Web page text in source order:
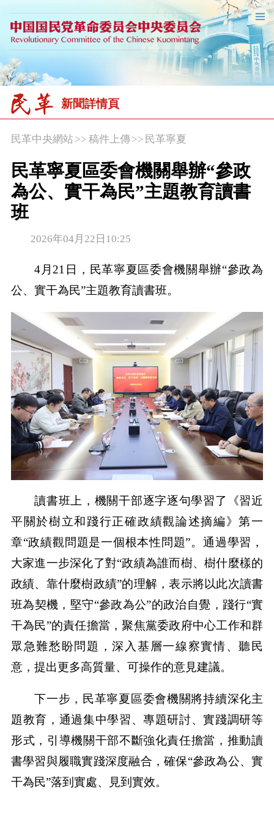
新聞詳情頁
民革中央網站>> 稿件上傳>> 民革寧夏
民革寧夏區委會機關舉辦“參政
為公、實干為民”主題教育讀書
班
2026年04月22日10:25
4月21日，民革寧夏區委會機關舉辦“參政為
公、實干為民”主題教育讀書班。
讀書班上，機關干部逐字逐句學習了《習近
平關於樹立和踐行正確政績觀論述摘編》第一
章“政績觀問題是一個根本性問題”。通過學習，
大家進一步深化了對“政績為誰而樹、樹什麼樣的
政績、靠什麼樹政績”的理解，表示將以此次讀書
班為契機，堅守“參政為公”的政治自覺，踐行“實
干為民”的責任擔當，聚焦黨委政府中心工作和群
眾急難愁盼問題，深入基層一線察實情、聽民
意，提出更多高質量、可操作的意見建議。
下一步，民革寧夏區委會機關將持續深化主
題教育，通過集中學習、專題研討、實踐調研等
形式，引導機關干部不斷強化責任擔當，推動讀
書學習與履職實踐深度融合，確保“參政為公、實
干為民”落到實處、見到實效。